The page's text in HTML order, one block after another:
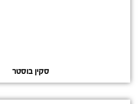
סקין בוסטר